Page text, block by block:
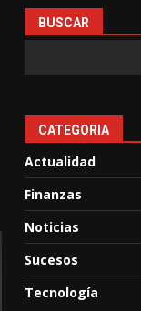
BUSCAR
CATEGORIA
Actualidad
Finanzas
Noticias
Sucesos
Tecnología